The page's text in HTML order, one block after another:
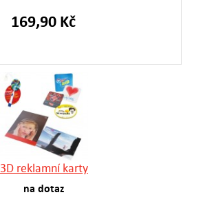
169,90 Kč
3D reklamní karty
na dotaz